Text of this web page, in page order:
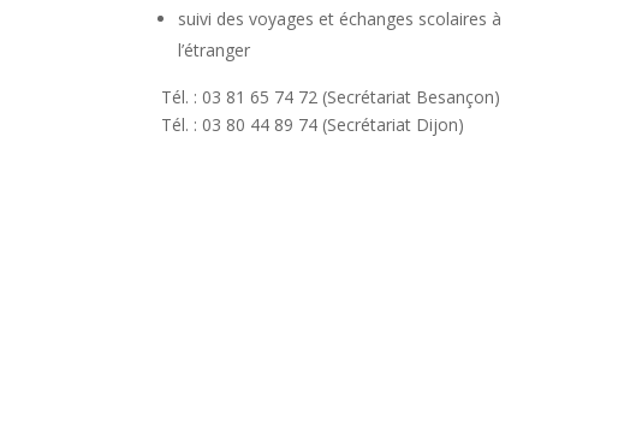
suivi des voyages et échanges scolaires à
l’étranger
Tél. : 03 81 65 74 72 (Secrétariat Besançon)
Tél. : 03 80 44 89 74 (Secrétariat Dijon)